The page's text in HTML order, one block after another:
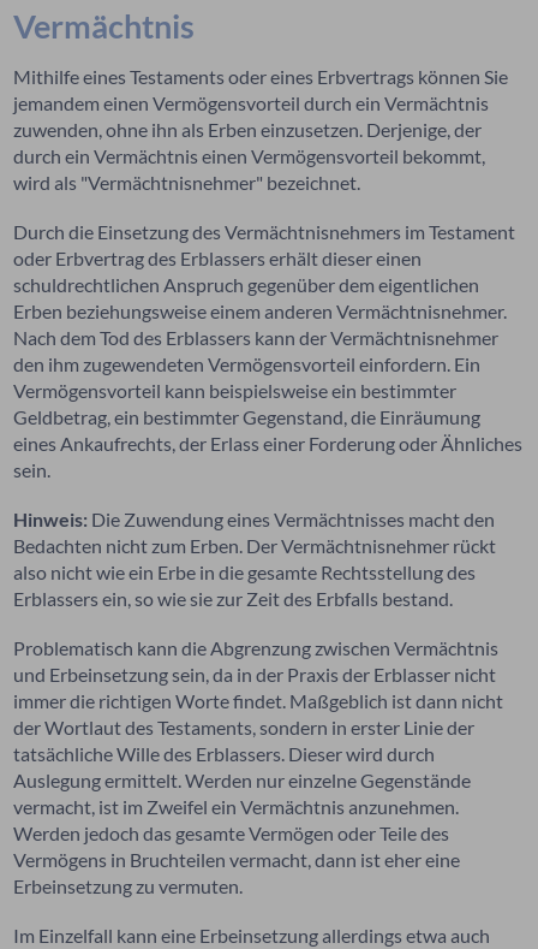
Vermächtnis
Mithilfe eines Testaments oder eines Erbvertrags können Sie
jemandem einen Vermögensvorteil durch ein Vermächtnis
zuwenden, ohne ihn als Erben einzusetzen. Derjenige, der
durch ein Vermächtnis einen Vermögensvorteil bekommt,
wird als "Vermächtnisnehmer" bezeichnet.
Durch die Einsetzung des Vermächtnisnehmers im Testament
oder Erbvertrag des Erblassers erhält dieser einen
schuldrechtlichen Anspruch gegenüber dem eigentlichen
Erben beziehungsweise einem anderen Vermächtnisnehmer.
Nach dem Tod des Erblassers kann der Vermächtnisnehmer
den ihm zugewendeten Vermögensvorteil einfordern. Ein
Vermögensvorteil kann beispielsweise ein bestimmter
Geldbetrag, ein bestimmter Gegenstand, die Einräumung
eines Ankaufrechts, der Erlass einer Forderung oder Ähnliches
sein.
Hinweis: Die Zuwendung eines Vermächtnisses macht den
Bedachten nicht zum Erben. Der Vermächtnisnehmer rückt
also nicht wie ein Erbe in die gesamte Rechtsstellung des
Erblassers ein, so wie sie zur Zeit des Erbfalls bestand.
Problematisch kann die Abgrenzung zwischen Vermächtnis
und Erbeinsetzung sein, da in der Praxis der Erblasser nicht
immer die richtigen Worte findet. Maßgeblich ist dann nicht
der Wortlaut des Testaments, sondern in erster Linie der
tatsächliche Wille des Erblassers. Dieser wird durch
Auslegung ermittelt. Werden nur einzelne Gegenstände
vermacht, ist im Zweifel ein Vermächtnis anzunehmen.
Werden jedoch das gesamte Vermögen oder Teile des
Vermögens in Bruchteilen vermacht, dann ist eher eine
Erbeinsetzung zu vermuten.
Im Einzelfall kann eine Erbeinsetzung allerdings etwa auch